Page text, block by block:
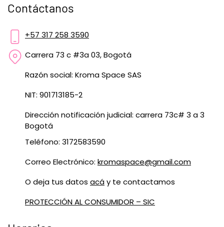
Contáctanos
+57 317 258 3590
Carrera 73 c #3a 03, Bogotá
Razón social: Kroma Space SAS
NIT: 901713185-2
Dirección notificación judicial: carrera 73c# 3 a 3
Bogotá
Teléfono: 3172583590
Correo Electrónico: kromaspace@gmail.com
O deja tus datos acáy te contactamos
PROTECCIÓN AL CONSUMIDOR – SIC